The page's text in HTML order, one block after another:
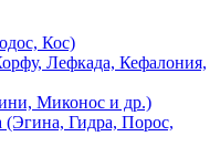
Кос)
Лефкада, Кефалония,
Миконос и др.)
Гидра, Порос,